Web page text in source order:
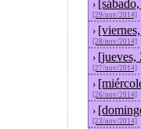
›
[29/nov/2014]
›
[28/nov/2014]
› [jueves,
[27/nov/2014]
›
[26/nov/2014]
›
[23/nov/2014]